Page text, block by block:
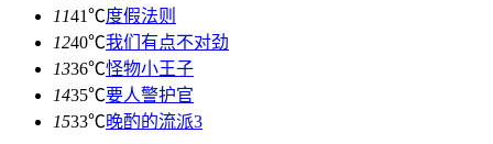
1141℃度假法则
1240℃我们有点不对劲
1336℃怪物小王子
1435℃要人警护官
1533℃晚酌的流派3